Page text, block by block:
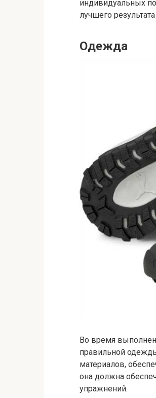
индивидуальных
лучшего
Одежда
Во время
правильной
материалов,
она должна
упражнений.